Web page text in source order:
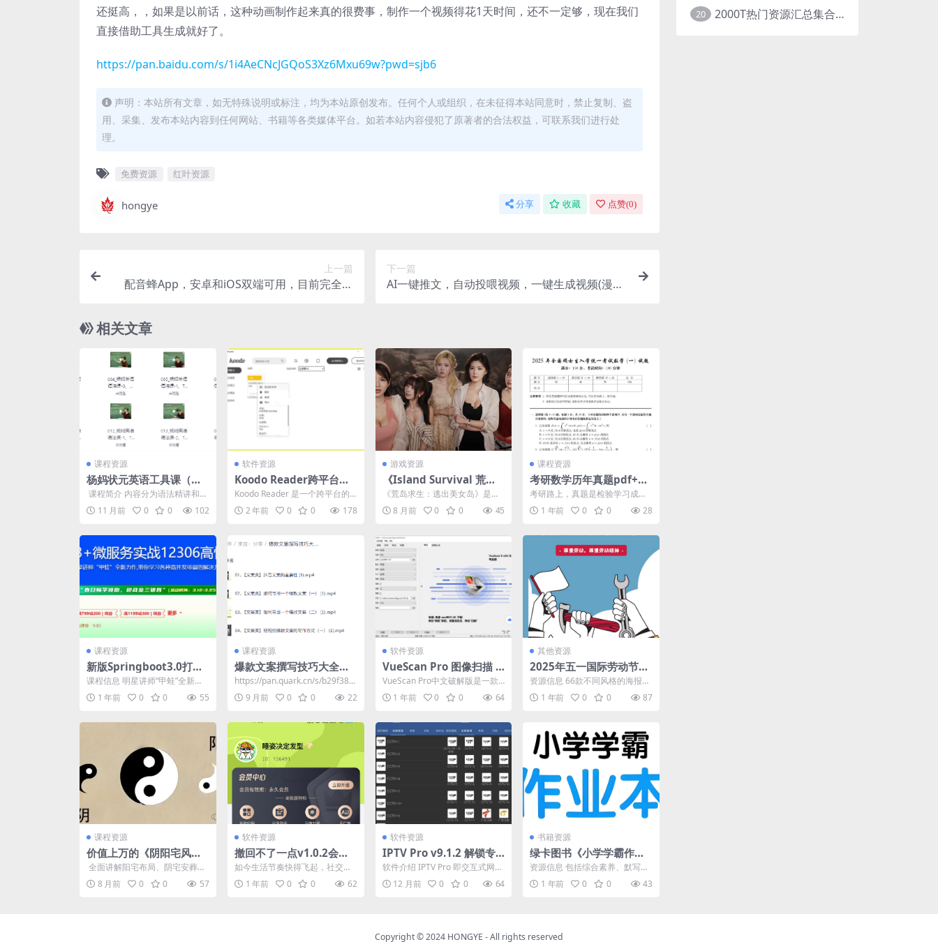
还挺高，，如果是以前话，这种动画制作起来真的很费事，制作一个视频得花1天时间，还不一定够，现在我们
直接借助工具生成就好了。
https://pan.baidu.com/s/1i4AeCNcJGQoS3Xz6Mxu69w?pwd=sjb6
声明：本站所有文章，如无特殊说明或标注，均为本站原创发布。任何个人或组织，在未征得本站同意时，禁止复制、盗
用、采集、发布本站内容到任何网站、书籍等各类媒体平台。如若本站内容侵犯了原著者的合法权益，可联系我们进行处
理。
免费资源 红叶资源
hongye 分享 收藏 点赞(0)
上一篇
配音蜂App，安卓和iOS双端可用，目前完全免
下一篇
AI一键推文，自动投喂视频，一键生成视频(漫
相关文章
课程资源
杨妈状元英语工具课（中
高阶）
​ 课程简介 内容分为语法精讲和阅
读理解两大模块。 语法部分通过
大量“英汉互译”...
11 月前 0 0 102
软件资源
Koodo Reader跨平台电
子书阅读器v1.7.2软件
Koodo Reader 是一个跨平台的
电子书阅读器。平台支持Windo
ws，m...
2 年前 0 0 178
游戏资源
《Island Survival 荒岛
求生：逃出美女岛》Buil
d.21257348 真人美女互
动影游 中文版
《荒岛求生：逃出美女岛》是一
款真的在野外海岛实景拍摄的国
产影游，但可能不是全部部...
8 月前 0 0 45
课程资源
考研数学历年真题pdf+解
析分享，数学一数学二数
学三，1987年-2025年
考研路上，真题是检验学习成果
的最佳工具。特意为大家整理了1
987-2025年数学...
1 年前 0 0 28
课程资源
新版Springboot3.0打造
能落地的高并发仿12306
售票系统 – 带源码课件
课程信息 明星讲师“甲蛙”全新力
作,带你学习各种高并发场景的解
决方案。 课程目录...
1 年前 0 0 55
课程资源
爆款文案撰写技巧大全，1
00个必火标题模板+390条
爆款文案直接用
https://pan.quark.cn/s/b29f38c
81a57
9 月前 0 0 22
软件资源
VueScan Pro 图像扫描 v
9.8.45.21 绿色便携版
VueScan Pro中文破解版是一款V
ueScan图像扫描软件，提供色彩
平衡和...
1 年前 0 0 64
其他资源
2025年五一国际劳动节海
报素材合集 (PSD+JPG)
资源信息 66款不同风格的海报模
板，设计简约，突出主题，适合
多种宣传场景。 资源...
1 年前 0 0 87
课程资源
价值上万的《阴阳宅风水
高级班》课程，风水玄学
秘术132集大全
​ 全面讲解阳宅布局、阴宅安葬、
风水格局调理等实战技巧，融合
传统命理、罗盘应用与...
8 月前 0 0 57
软件资源
撤回不了一点v1.0.2会员
版，支持微信/QQ/钉钉/
飞书等消息防撤回
如今生活节奏快得飞起，社交软
件和工作通讯软件成了咱日常交
流的核心阵地。大家肯定都...
1 年前 0 0 62
软件资源
IPTV Pro v9.1.2 解锁专
业版 + 全球直播源，从网
络上的任何来源观看免费
的直播电视频道
软件介绍 IPTV Pro 即交互式网络
电视，是一种利用宽带网，集互
联网、多媒体...
12 月前 0 0 64
书籍资源
绿卡图书《小学学霸作业
本·语数英 (2025春) 》
资源信息 包括综合素养、默写训
练、必背知识、思维通关等内
容。PDF格式，可打印学...
1 年前 0 0 43
20 2000T热门资源汇总集合展示
Copyright © 2024 HONGYE - All rights reserved